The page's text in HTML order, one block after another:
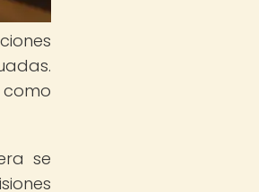
se